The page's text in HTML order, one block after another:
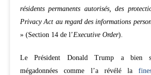
résidents permanents autorisés, des
Privacy Act au regard des informations
» (Section 14 de l’Executive Order).
Le Président Donald Trump a bien
mégadonnées comme l’a révélé la